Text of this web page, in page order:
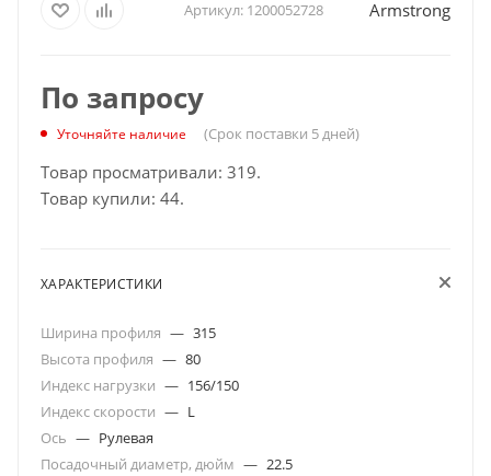
Артикул: 1200052728 Armstrong
По запросу
Уточняйте наличие (Срок поставки 5 дней)
Товар просматривали: 319.
Товар купили: 44.
ХАРАКТЕРИСТИКИ
Ширина профиля — 315
Высота профиля — 80
Индекс нагрузки — 156/150
Индекс скорости — L
Ось — Рулевая
Посадочный диаметр, дюйм — 22.5